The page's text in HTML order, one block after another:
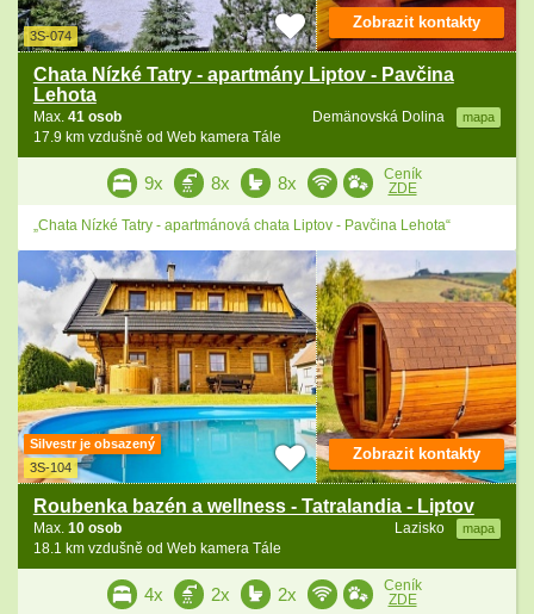
3S-074
Chata Nízké Tatry - apartmány Liptov - Pavčina
Lehota
Demänovská Dolina mapa
Max. 41 osob
17.9 km vzdušně od Web kamera Tále
Zobrazit kontakty
9x 8x 8x
Ceník
ZDE
„Chata Nízké Tatry - apartmánová chata Liptov - Pavčina Lehota“
Silvestr je obsazený
3S-104
Roubenka bazén a wellness - Tatralandia - Liptov
Lazisko mapa
Max. 10 osob
18.1 km vzdušně od Web kamera Tále
Zobrazit kontakty
4x 2x 2x
Ceník
ZDE